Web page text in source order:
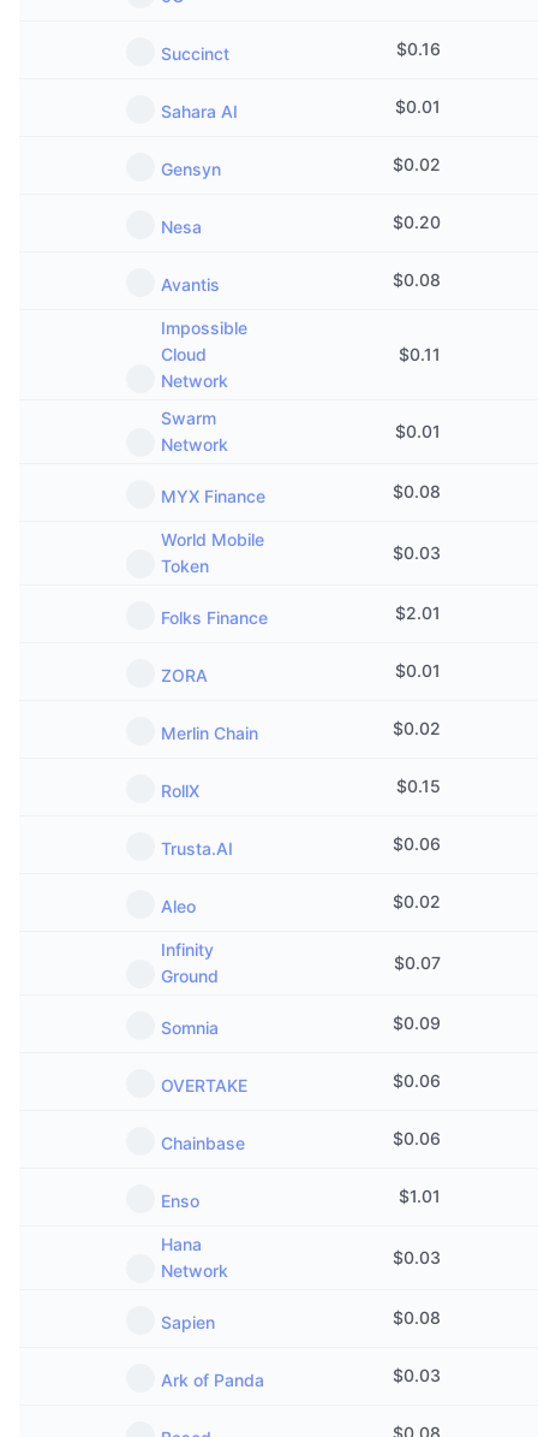
Succinct $0.16
Sahara AI $0.01
Gensyn $0.02
Nesa $0.20
Avantis $0.08
Impossible
Cloud
Network
$0.11
Swarm
Network
$0.01
MYX Finance $0.08
World Mobile
Token
$0.03
Folks Finance $2.01
ZORA $0.01
Merlin Chain $0.02
RollX $0.15
Trusta.AI $0.06
Aleo $0.02
Infinity
Ground
$0.07
Somnia $0.09
OVERTAKE $0.06
Chainbase $0.06
Enso $1.01
Hana
Network
$0.03
Sapien $0.08
Ark of Panda $0.03
$0.08